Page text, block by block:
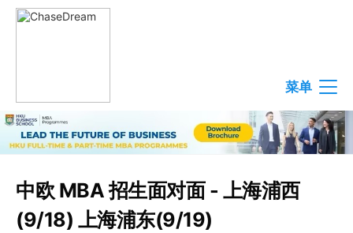
菜单
中欧 MBA 招生面对面 - 上海浦西
(9/18) 上海浦东(9/19)